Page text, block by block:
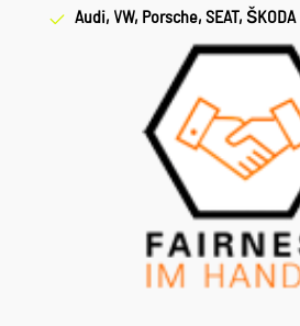
Audi, VW, Porsche, SEAT, ŠKODA